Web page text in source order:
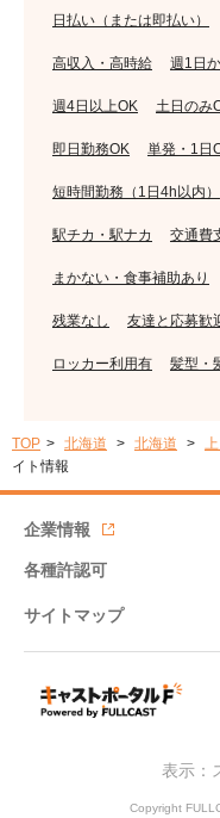
日払い（または即払い）
高収入・高時給 週1日
週4日以上OK 土日のみ
即日勤務OK 単発・1日
短時間勤務（1日4h以内）
駅チカ・駅ナカ 交通費
まかない・食事補助あり
残業なし 友達と応募歓
ロッカー利用有 髪型・
TOP 北海道 北海道
イト情報
企業情報
各種許認可
サイトマップ
表示：
Copyright